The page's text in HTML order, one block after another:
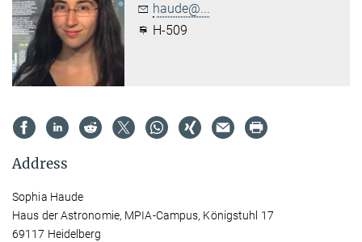
haude@...
H-509
Address
Sophia Haude
Haus der Astronomie, MPIA-Campus, Königstuhl 17
69117 Heidelberg